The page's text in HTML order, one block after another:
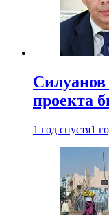
Силуанов
проекта
1 год спустя1